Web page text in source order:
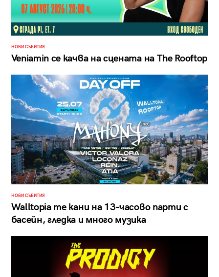
НОВИ СЪБИТИЯ
Veniamin се качва на сцената на The Rooftop
НОВИ СЪБИТИЯ
Walltopia те кани на 13-часово парти с
басейн, гледка и много музика